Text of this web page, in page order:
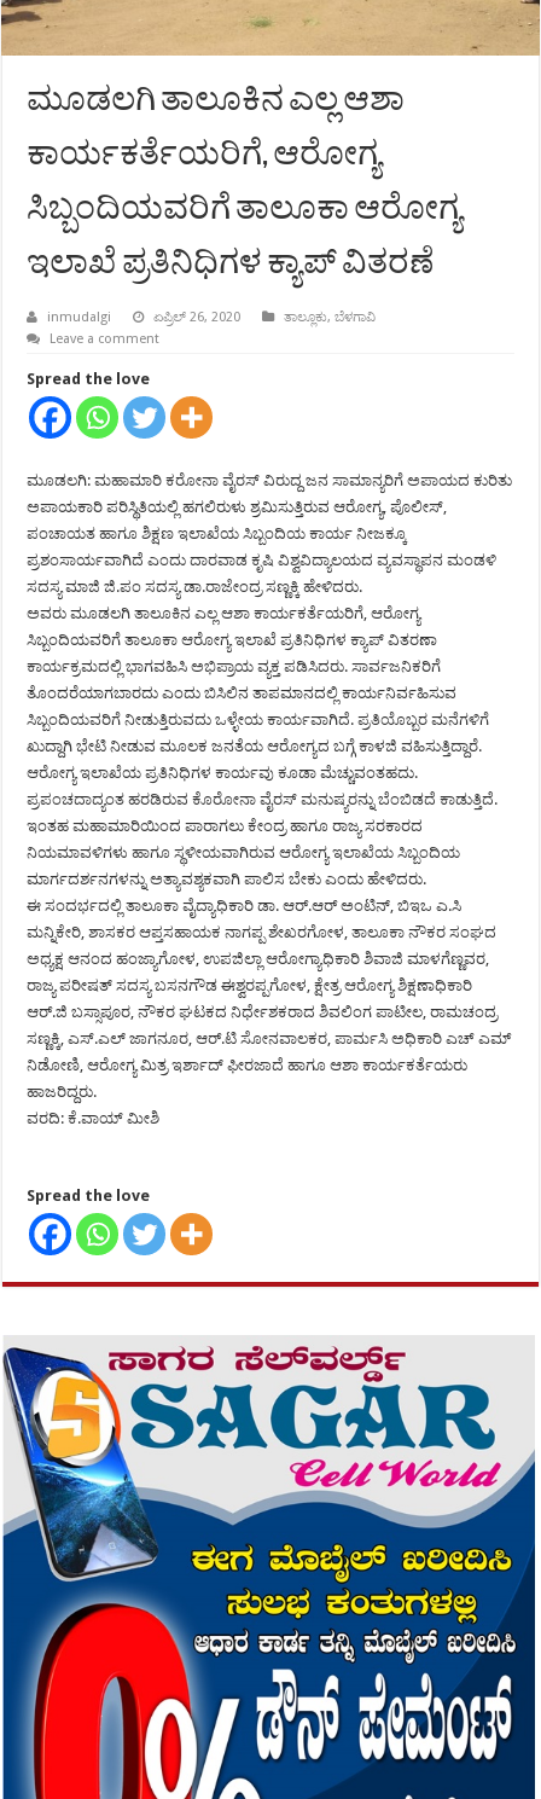
ಮೂಡಲಗಿ ತಾಲೂಕಿನ ಎಲ್ಲ ಆಶಾ
ಕಾರ್ಯಕರ್ತೆಯರಿಗೆ, ಆರೋಗ್ಯ
ಸಿಬ್ಬಂದಿಯವರಿಗೆ ತಾಲೂಕಾ ಆರೋಗ್ಯ
ಇಲಾಖೆ ಪ್ರತಿನಿಧಿಗಳ ಕ್ಯಾಪ್ ವಿತರಣೆ
inmudalgi ಏಪ್ರಿಲ್ 26, 2020 ತಾಲ್ಲೂಕು,ಬೆಳಗಾವಿ
Leave a comment
Spread the love
ಮೂಡಲಗಿ: ಮಹಾಮಾರಿ ಕರೋನಾ ವೈರಸ್ ವಿರುದ್ದ ಜನ ಸಾಮಾನ್ಯರಿಗೆ ಅಪಾಯದ ಕುರಿತು
ಅಪಾಯಕಾರಿ ಪರಿಸ್ಥಿತಿಯಲ್ಲಿ ಹಗಲಿರುಳು ಶ್ರಮಿಸುತ್ತಿರುವ ಆರೋಗ್ಯ, ಪೊಲೀಸ್,
ಪಂಚಾಯತ ಹಾಗೂ ಶಿಕ್ಷಣ ಇಲಾಖೆಯ ಸಿಬ್ಬಂದಿಯ ಕಾರ್ಯ ನೀಜಕ್ಕೂ
ಪ್ರಶಂಸಾರ್ಯವಾಗಿದೆ ಎಂದು ದಾರವಾಡ ಕೃಷಿ ವಿಶ್ವವಿದ್ಯಾಲಯದ ವ್ಯವಸ್ಥಾಪನ ಮಂಡಳಿ
ಸದಸ್ಯ ಮಾಜಿ ಜಿ.ಪಂ ಸದಸ್ಯ ಡಾ.ರಾಜೇಂದ್ರ ಸಣ್ಣಕ್ಕಿ ಹೇಳಿದರು.
ಅವರು ಮೂಡಲಗಿ ತಾಲೂಕಿನ ಎಲ್ಲ ಆಶಾ ಕಾರ್ಯಕರ್ತೆಯರಿಗೆ, ಆರೋಗ್ಯ
ಸಿಬ್ಬಂದಿಯವರಿಗೆ ತಾಲೂಕಾ ಆರೋಗ್ಯ ಇಲಾಖೆ ಪ್ರತಿನಿಧಿಗಳ ಕ್ಯಾಪ್ ವಿತರಣಾ
ಕಾರ್ಯಕ್ರಮದಲ್ಲಿ ಭಾಗವಹಿಸಿ ಅಭಿಪ್ರಾಯ ವ್ಯಕ್ತ ಪಡಿಸಿದರು. ಸಾರ್ವಜನಿಕರಿಗೆ
ತೊಂದರೆಯಾಗಬಾರದು ಎಂದು ಬಿಸಿಲಿನ ತಾಪಮಾನದಲ್ಲಿ ಕಾರ್ಯನಿರ್ವಹಿಸುವ
ಸಿಬ್ಬಂದಿಯವರಿಗೆ ನೀಡುತ್ತಿರುವದು ಒಳ್ಳೇಯ ಕಾರ್ಯವಾಗಿದೆ. ಪ್ರತಿಯೊಬ್ಬರ ಮನೆಗಳಿಗೆ
ಖುದ್ದಾಗಿ ಭೇಟಿ ನೀಡುವ ಮೂಲಕ ಜನತೆಯ ಆರೋಗ್ಯದ ಬಗ್ಗೆ ಕಾಳಜಿ ವಹಿಸುತ್ತಿದ್ದಾರೆ.
ಆರೋಗ್ಯ ಇಲಾಖೆಯ ಪ್ರತಿನಿಧಿಗಳ ಕಾರ್ಯವು ಕೂಡಾ ಮೆಚ್ಚುವಂತಹದು.
ಪ್ರಪಂಚದಾದ್ಯಂತ ಹರಡಿರುವ ಕೊರೋನಾ ವೈರಸ್ ಮನುಷ್ಯರನ್ನು ಬೆಂಬಿಡದೆ ಕಾಡುತ್ತಿದೆ.
ಇಂತಹ ಮಹಾಮಾರಿಯಿಂದ ಪಾರಾಗಲು ಕೇಂದ್ರ ಹಾಗೂ ರಾಜ್ಯ ಸರಕಾರದ
ನಿಯಮಾವಳಿಗಳು ಹಾಗೂ ಸ್ಥಳೀಯವಾಗಿರುವ ಆರೋಗ್ಯ ಇಲಾಖೆಯ ಸಿಬ್ಬಂದಿಯ
ಮಾರ್ಗದರ್ಶನಗಳನ್ನು ಅತ್ಯಾವಶ್ಯಕವಾಗಿ ಪಾಲಿಸ ಬೇಕು ಎಂದು ಹೇಳಿದರು.
ಈ ಸಂದರ್ಭದಲ್ಲಿ ತಾಲೂಕಾ ವೈದ್ಯಾಧಿಕಾರಿ ಡಾ. ಆರ್.ಆರ್ ಅಂಟಿನ್, ಬಿಇಒ ಎ.ಸಿ
ಮನ್ನಿಕೇರಿ, ಶಾಸಕರ ಆಪ್ತಸಹಾಯಕ ನಾಗಪ್ಪ ಶೇಖರಗೋಳ, ತಾಲೂಕಾ ನೌಕರ ಸಂಘದ
ಅಧ್ಯಕ್ಷ ಆನಂದ ಹಂಜ್ಯಾಗೋಳ, ಉಪಜಿಲ್ಲಾ ಆರೋಗ್ಯಾಧಿಕಾರಿ ಶಿವಾಜಿ ಮಾಳಗೆಣ್ಣವರ,
ರಾಜ್ಯ ಪರೀಷತ್ ಸದಸ್ಯ ಬಸನಗೌಡ ಈಶ್ವರಪ್ಪಗೋಳ, ಕ್ಷೇತ್ರ ಆರೋಗ್ಯ ಶಿಕ್ಷಣಾಧಿಕಾರಿ
ಆರ್.ಜಿ ಬಸ್ಸಾಪೂರ, ನೌಕರ ಘಟಕದ ನಿರ್ಧೇಶಕರಾದ ಶಿವಲಿಂಗ ಪಾಟೀಲ, ರಾಮಚಂದ್ರ
ಸಣ್ಣಕ್ಕಿ, ಎಸ್.ಎಲ್ ಜಾಗನೂರ, ಆರ್.ಟಿ ಸೋನವಾಲಕರ, ಪಾರ್ಮಸಿ ಅಧಿಕಾರಿ ಎಚ್ ಎಮ್
ನಿಡೋಣಿ, ಆರೋಗ್ಯ ಮಿತ್ರ ಇರ್ಶಾದ್ ಫೀರಜಾದೆ ಹಾಗೂ ಆಶಾ ಕಾರ್ಯಕರ್ತೆಯರು
ಹಾಜರಿದ್ದರು.
ವರದಿ: ಕೆ.ವಾಯ್ ಮೀಶಿ
Spread the love